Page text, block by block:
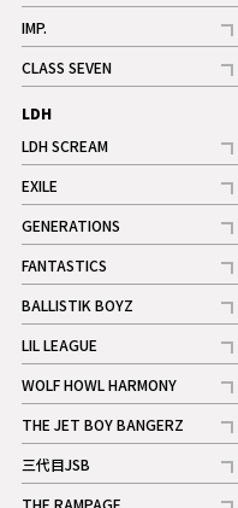
記事
IMP.
記事
CLASS SEVEN
記事
LDH
LDH SCREAM
記事
EXILE
記事
GENERATIONS
記事
FANTASTICS
記事
BALLISTIK BOYZ
記事
LIL LEAGUE
記事
WOLF HOWL HARMONY
記事
THE JET BOY BANGERZ
記事
三代目JSB
記事
THE RAMPAGE